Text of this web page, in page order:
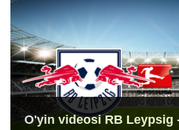
O'yin videosi RB Leypsig